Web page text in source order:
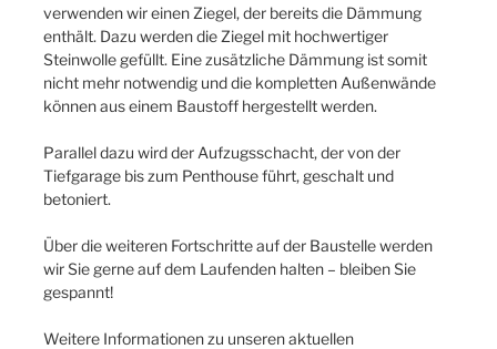
verwenden wir einen Ziegel, der bereits die Dämmung
enthält. Dazu werden die Ziegel mit hochwertiger
Steinwolle gefüllt. Eine zusätzliche Dämmung ist somit
nicht mehr notwendig und die kompletten Außenwände
können aus einem Baustoff hergestellt werden.
Parallel dazu wird der Aufzugsschacht, der von der
Tiefgarage bis zum Penthouse führt, geschalt und
betoniert.
Über die weiteren Fortschritte auf der Baustelle werden
wir Sie gerne auf dem Laufenden halten – bleiben Sie
gespannt!
Weitere Informationen zu unseren aktuellen